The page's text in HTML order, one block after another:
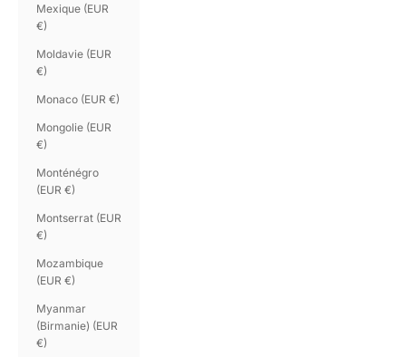
Mexique (EUR
€)
Moldavie (EUR
€)
Monaco (EUR €)
Mongolie (EUR
€)
Monténégro
(EUR €)
Montserrat (EUR
€)
Mozambique
(EUR €)
Myanmar
(Birmanie) (EUR
€)